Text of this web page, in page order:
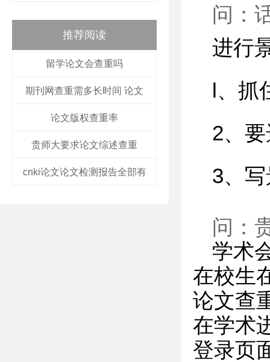
推荐阅读
留学论文会查重吗
期刊网查重需多长时间 论文
论文版权查重率
贵师大要求论文综述查重
cnki论文论文检测报告全部有
问：
进行
l、抓
2、
3、
问：
学术
在校生
论文查
在学术
登录页